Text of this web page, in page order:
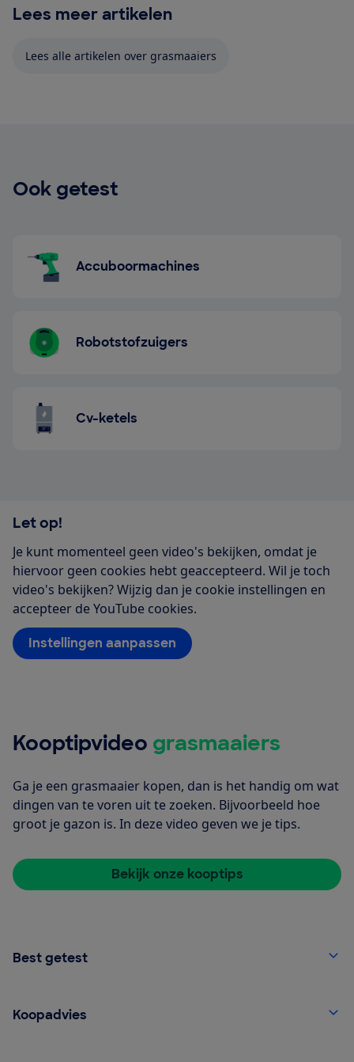
Lees meer artikelen
Lees alle artikelen over grasmaaiers
Ook getest
Accuboormachines
Robotstofzuigers
Cv-ketels
Kooptipvideo grasmaaiers
Ga je een grasmaaier kopen, dan is het handig om wat
dingen van te voren uit te zoeken. Bijvoorbeeld hoe
groot je gazon is. In deze video geven we je tips.
Bekijk onze kooptips
Let op!
Je kunt momenteel geen video's bekijken, omdat je
hiervoor geen cookies hebt geaccepteerd. Wil je toch
video's bekijken? Wijzig dan je cookie instellingen en
accepteer de YouTube cookies.
Instellingen aanpassen
Best getest
Koopadvies